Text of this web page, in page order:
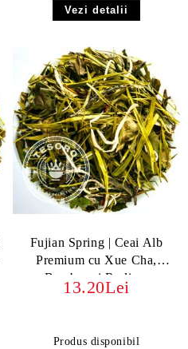
Vezi detalii
Fujian Spring | Ceai Alb
Premium cu Xue Cha,
Bambus și Rodie –
Prospețimea Naturii
13.20Lei
Produs disponibil